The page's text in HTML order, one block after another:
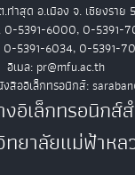
ท่าสุด อ.เมือง จ. เชียงราย
0-5391-6000, 0-5391-
0-5391-6034, 0-5391-
อีเมล: pr@mfu.ac.th
สืออิเล็กทรอนิกส์:
งอิเล็กทรอนิกส์
ทยาลัยแม่ฟ้าหล